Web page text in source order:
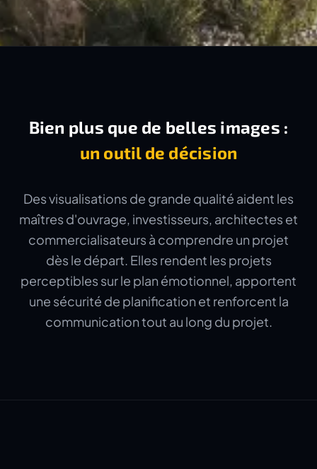
Bien plus que de belles images :
un outil de décision
Des visualisations de grande qualité aident les
maîtres d'ouvrage, investisseurs, architectes et
commercialisateurs à comprendre un projet
dès le départ. Elles rendent les projets
perceptibles sur le plan émotionnel, apportent
une sécurité de planification et renforcent la
communication tout au long du projet.